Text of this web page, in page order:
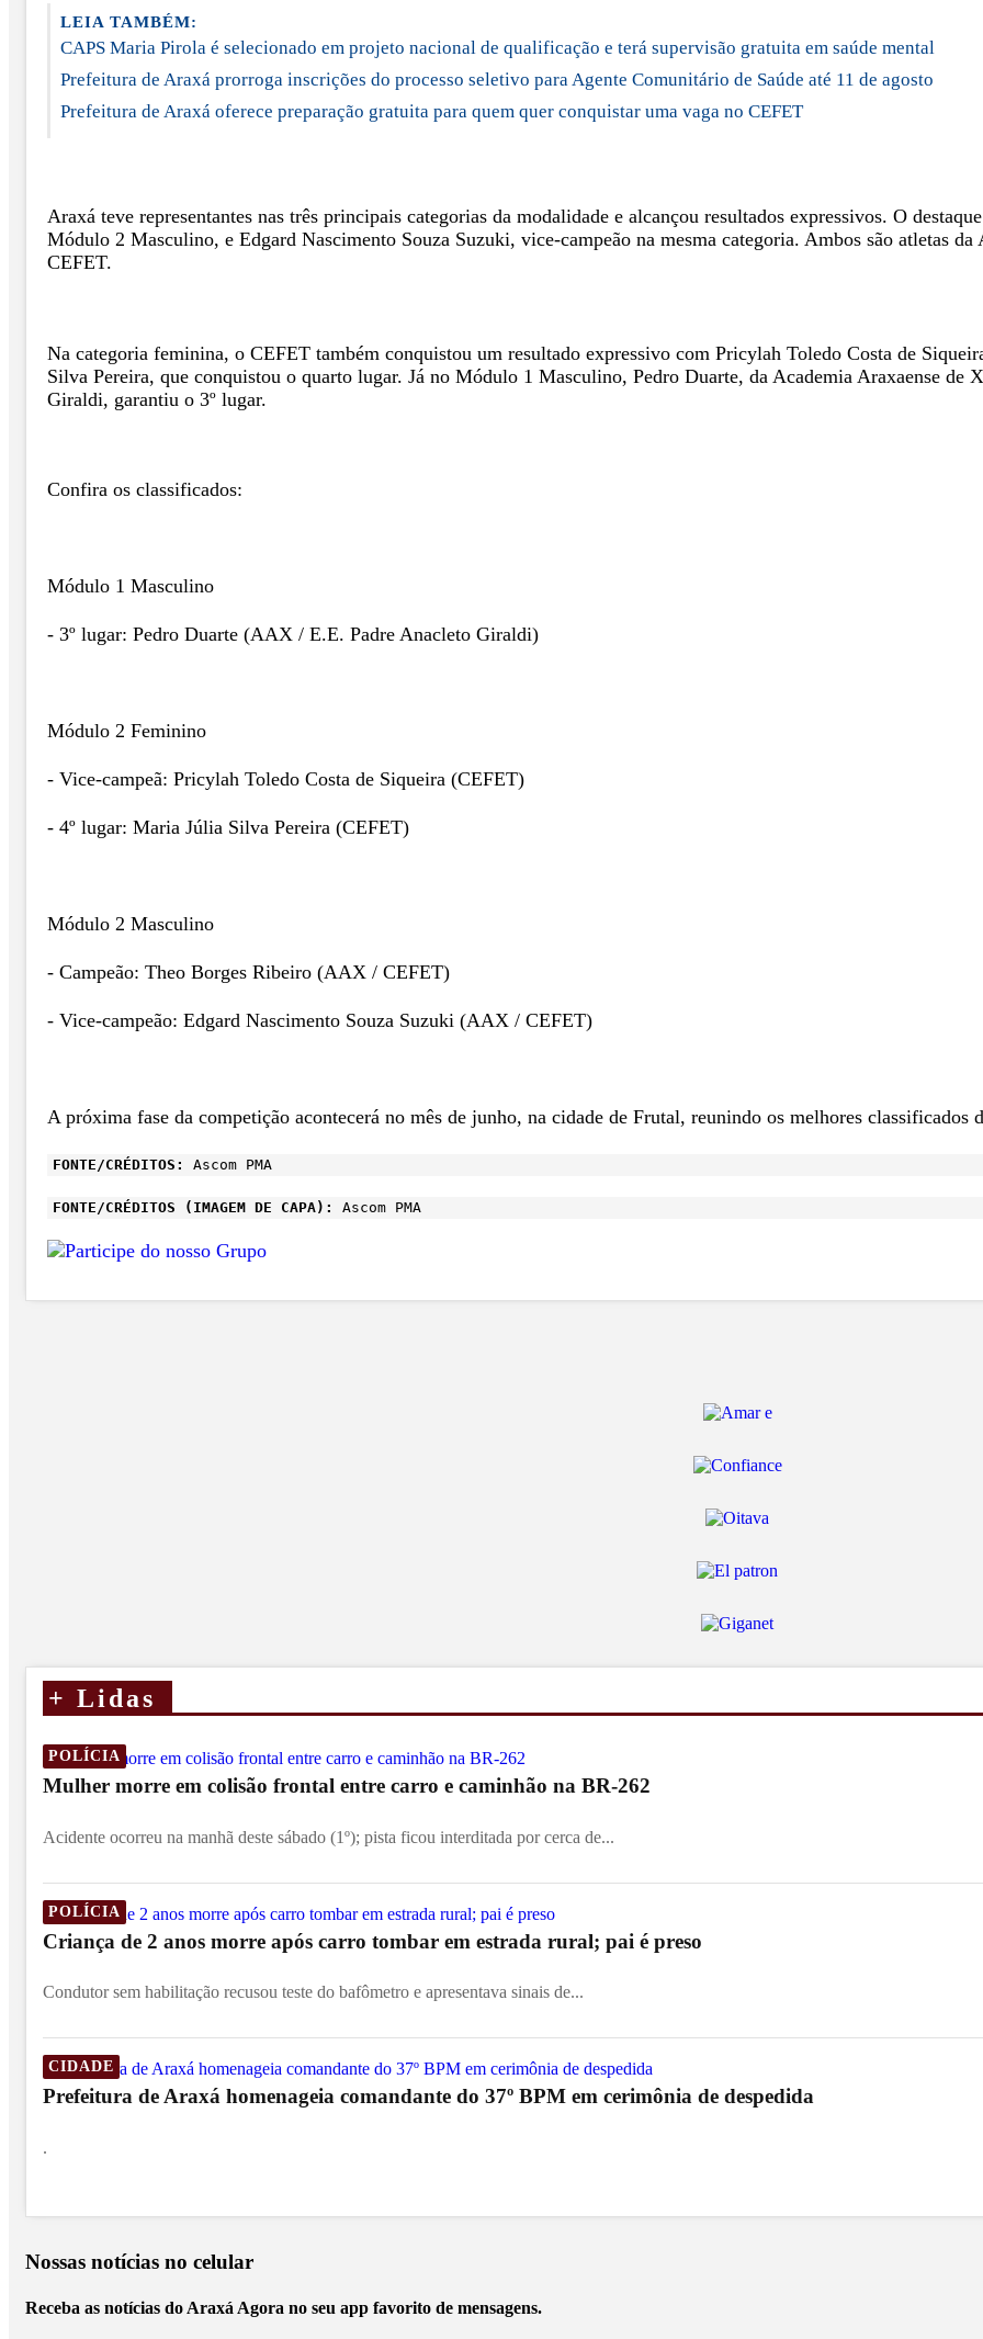
LEIA TAMBÉM:
CAPS Maria Pirola é selecionado em projeto nacional de qualificação e terá supervisão gratuita em saúde mental
Prefeitura de Araxá prorroga inscrições do processo seletivo para Agente Comunitário de Saúde até 11 de agosto
Prefeitura de Araxá oferece preparação gratuita para quem quer conquistar uma vaga no CEFET
Araxá teve representantes nas três principais categorias da modalidade e alcançou resultados expressivos. O
Módulo 2 Masculino, e Edgard Nascimento Souza Suzuki, vice-campeão na mesma categoria. Ambos são atletas
CEFET.
Na categoria feminina, o CEFET também conquistou um resultado expressivo com Pricylah Toledo Costa de
Silva Pereira, que conquistou o quarto lugar. Já no Módulo 1 Masculino, Pedro Duarte, da Academia Araxaense de
Giraldi, garantiu o 3º lugar.
Confira os classificados:
Módulo 1 Masculino
- 3º lugar: Pedro Duarte (AAX / E.E. Padre Anacleto Giraldi)
Módulo 2 Feminino
- Vice-campeã: Pricylah Toledo Costa de Siqueira (CEFET)
- 4º lugar: Maria Júlia Silva Pereira (CEFET)
Módulo 2 Masculino
- Campeão: Theo Borges Ribeiro (AAX / CEFET)
- Vice-campeão: Edgard Nascimento Souza Suzuki (AAX / CEFET)
A próxima fase da competição acontecerá no mês de junho, na cidade de Frutal, reunindo os melhores classificados
FONTE/CRÉDITOS: Ascom PMA
FONTE/CRÉDITOS (IMAGEM DE CAPA): Ascom PMA
+ Lidas
POLÍCIA
Mulher morre em colisão frontal entre carro e caminhão na BR-262
Acidente ocorreu na manhã deste sábado (1º); pista ficou interditada por cerca de...
POLÍCIA
Criança de 2 anos morre após carro tombar em estrada rural; pai é preso
Condutor sem habilitação recusou teste do bafômetro e apresentava sinais de...
CIDADE
Prefeitura de Araxá homenageia comandante do 37º BPM em cerimônia de despedida
.
Nossas notícias no celular
Receba as notícias do Araxá Agora no seu app favorito de mensagens.